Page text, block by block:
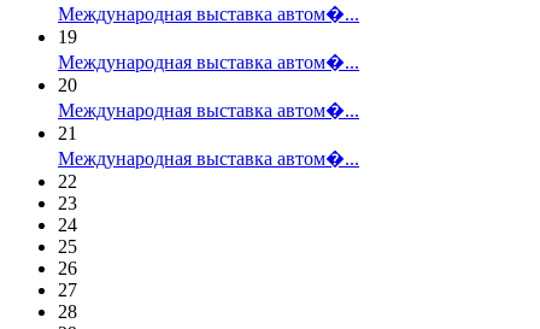
Международная выставка автом�...
19
Международная выставка автом�...
20
Международная выставка автом�...
21
Международная выставка автом�...
22
23
24
25
26
27
28